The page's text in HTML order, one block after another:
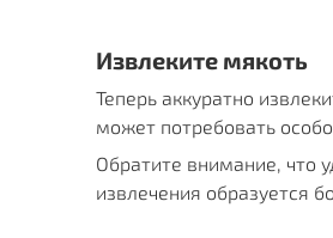
Извлеките мякоть
Теперь аккуратно
может потребовать
Обратите внимание, что
извлечения образуется